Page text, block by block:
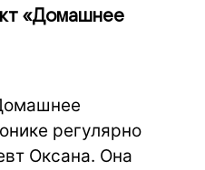
«Домашнее
регулярно
Оксана. Она